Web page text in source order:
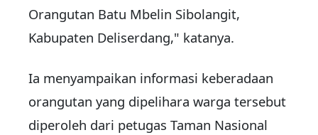
Orangutan Batu Mbelin Sibolangit,
Kabupaten Deliserdang," katanya.
Ia menyampaikan informasi keberadaan
orangutan yang dipelihara warga tersebut
diperoleh dari petugas Taman Nasional